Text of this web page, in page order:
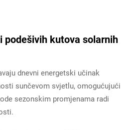
podešivih kutova solarnih
dnevni energetski učinak
sunčevom svjetlu, omogućujući
sezonskim promjenama radi